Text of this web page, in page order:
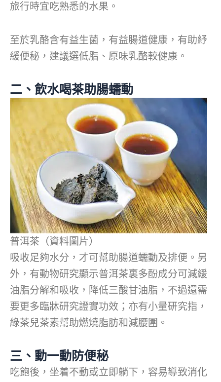
旅行時宜吃熟悉的水果。
至於乳酪含有益生菌，有益腸道健康，有助紓
緩便秘，建議選低脂、原味乳酪較健康。
二、飲水喝茶助腸蠕動
普洱茶（資料圖片）
吸收足夠水分，才可幫助腸道蠕動及排便。另
外，有動物研究顯示普洱茶裏多酚成分可減緩
油脂分解和吸收，降低三酸甘油脂，不過還需
要更多臨牀研究證實功效；亦有小量研究指，
綠茶兒茶素幫助燃燒脂肪和減腰圍。
三、動一動防便秘
吃飽後，坐着不動或立即躺下，容易導致消化